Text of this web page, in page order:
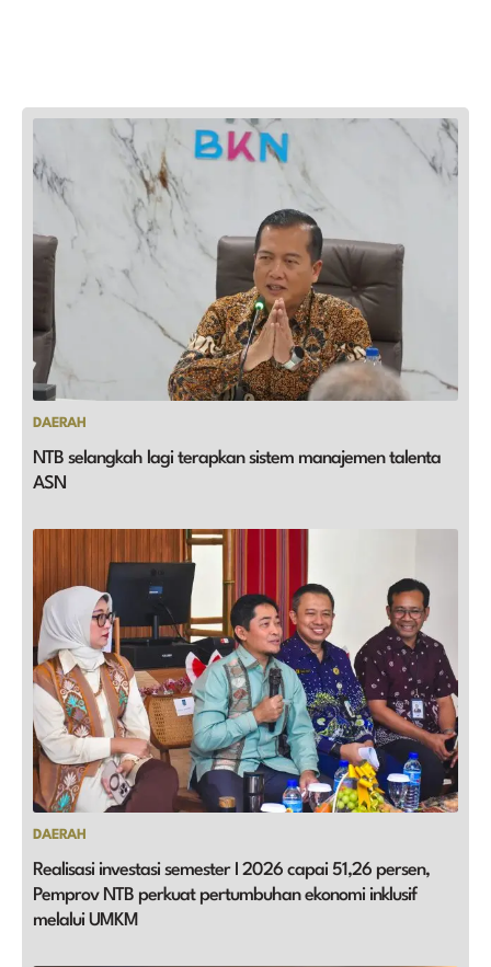
DAERAH
NTB selangkah lagi terapkan sistem manajemen talenta
ASN
DAERAH
Realisasi investasi semester I 2026 capai 51,26 persen,
Pemprov NTB perkuat pertumbuhan ekonomi inklusif
melalui UMKM